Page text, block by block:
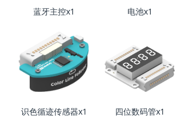
蓝牙主控x1 电池x1
识色循迹传感器x1 四位数码管x1